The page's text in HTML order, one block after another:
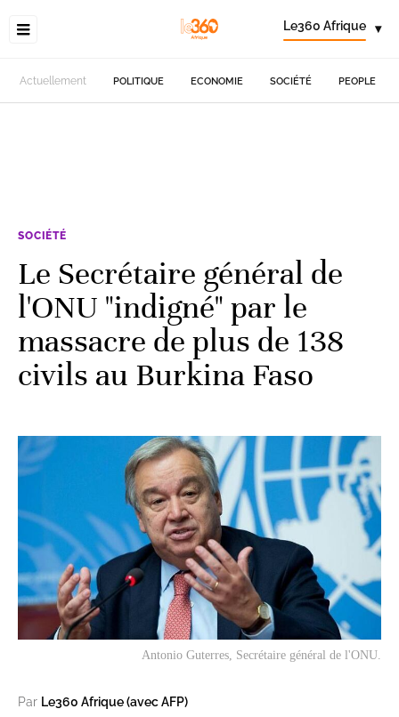
Le360 Afrique ▾
Actuellement POLITIQUE ECONOMIE SOCIÉTÉ PEOPLE
SOCIÉTÉ
Le Secrétaire général de
l'ONU "indigné" par le
massacre de plus de 138
civils au Burkina Faso
Antonio Guterres, Secrétaire général de l'ONU.
Par Le360 Afrique (avec AFP)